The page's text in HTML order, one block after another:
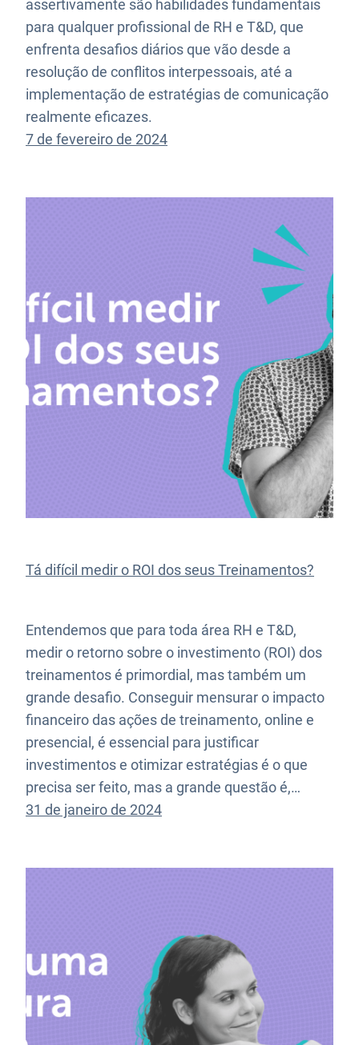
assertivamente são habilidades fundamentais
para qualquer profissional de RH e T&D, que
enfrenta desafios diários que vão desde a
resolução de conflitos interpessoais, até a
implementação de estratégias de comunicação
realmente eficazes.
7 de fevereiro de 2024
Tá difícil medir o ROI dos seus Treinamentos?
Entendemos que para toda área RH e T&D,
medir o retorno sobre o investimento (ROI) dos
treinamentos é primordial, mas também um
grande desafio. Conseguir mensurar o impacto
financeiro das ações de treinamento, online e
presencial, é essencial para justificar
investimentos e otimizar estratégias é o que
precisa ser feito, mas a grande questão é,…
31 de janeiro de 2024